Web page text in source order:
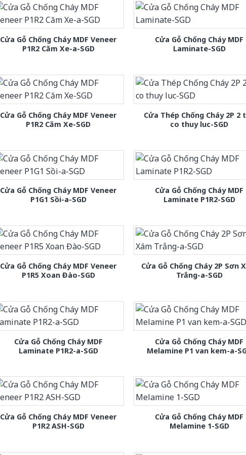
Cửa Gỗ Chống Cháy MDF Veneer
P1R2 Căm Xe-a-SGD
Cửa Gỗ Chống Cháy MDF
Laminate-SGD
Cửa Gỗ Chống Cháy MDF Veneer
P1R2 Căm Xe-SGD
Cửa Thép Chống Cháy 2P 2
co thuy luc-SGD
Cửa Gỗ Chống Cháy MDF Veneer
P1G1 Sồi-a-SGD
Cửa Gỗ Chống Cháy MDF
Laminate P1R2-SGD
Cửa Gỗ Chống Cháy MDF Veneer
P1R5 Xoan Đào-SGD
Cửa Gỗ Chống Cháy 2P Sơn
Trắng-a-SGD
Cửa Gỗ Chống Cháy MDF
Laminate P1R2-a-SGD
Cửa Gỗ Chống Cháy MDF
Melamine P1 van kem-a-
Cửa Gỗ Chống Cháy MDF Veneer
P1R2 ASH-SGD
Cửa Gỗ Chống Cháy MDF
Melamine 1-SGD